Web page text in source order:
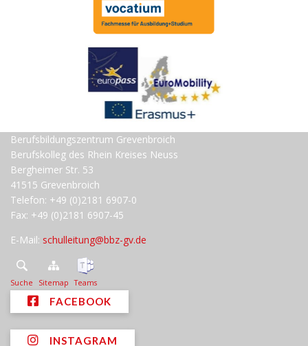
Berufsbildungszentrum Grevenbroich
Berufskolleg des Rhein Kreises Neuss
Bergheimer Str. 53
41515 Grevenbroich
Telefon: +49 (0)2181 6907-0
Fax: +49 (0)2181 6907-45
E-Mail: schulleitung@bbz-gv.de
Suche Sitemap Teams
FACEBOOK
INSTAGRAM